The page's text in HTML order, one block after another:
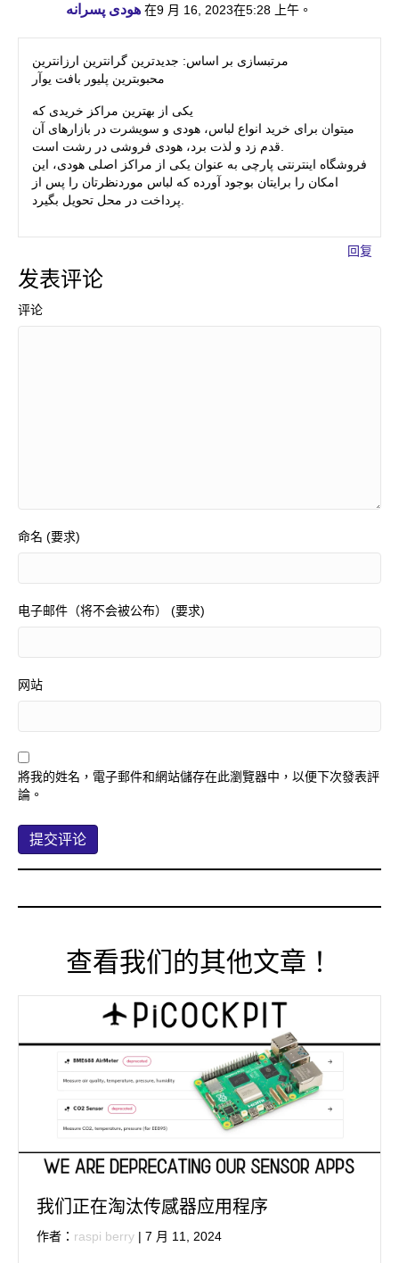
هودی پسرانه 在9 月 16, 2023在5:28 上午 。
مرتبسازی بر اساس: جدیدترین گرانترین ارزانترین
محبوبترین پلیور بافت یوآر
یکی از بهترین مراکز خریدی که
میتوان برای خرید انواع لباس، هودی و سویشرت در بازارهای آن
فروشگاه اینترنتی پارچی به عنوان یکی از مراکز اصلی هودی، این
امکان را برایتان بوجود آورده که لباس موردنظرتان را پس از
回复
发表评论
评论
命名 (要求)
电子邮件（将不会被公布） (要求)
网站
將我的姓名，電子郵件和網站儲存在此瀏覽器中，以便下次發表評
論。
查看我们的其他文章！
我们正在淘汰传感器应用程序
作者： raspi berry | 7 月 11, 2024